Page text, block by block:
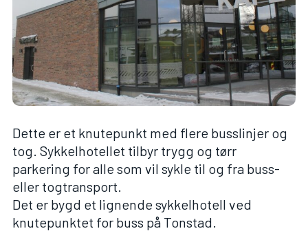
Dette er et knutepunkt med flere busslinjer og
tog. Sykkelhotellet tilbyr trygg og tørr
parkering for alle som vil sykle til og fra buss-
eller togtransport.
Det er bygd et lignende sykkelhotell ved
knutepunktet for buss på Tonstad.